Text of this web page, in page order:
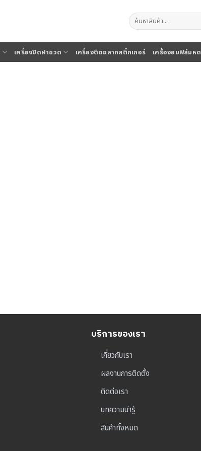
ค้นหา:
เครื่องปิดฝาขวด เครื่องติดฉลากสติ๊กเกอร์ เครื่องอบฟิล์มหด
บริการของเรา
เกี่ยวกับเรา
ผลงานการติดตั้ง
ติดต่อเรา
บทความน่ารู้
สินค้าทั้งหมด